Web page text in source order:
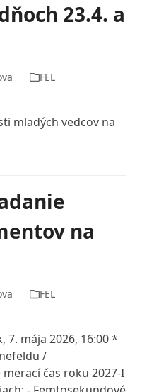
23.4. a
FEL
mladých vedcov na
na
FEL
7. mája 2026, 16:00 *
/
čas roku 2027-I